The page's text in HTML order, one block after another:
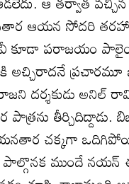
ఆయన సోదరి తరహా
కూడా పరాజయం
అచ్చిరాదనే
దర్శకుడు అనిల్
తీర్చిదిద్దాడు.
చక్కగా
ముందే